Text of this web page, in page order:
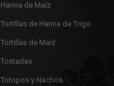
Harina de Maíz
Tortillas de Harina de Trigo
Tortillas de Maíz
Tostadas
Totopos y Nachos